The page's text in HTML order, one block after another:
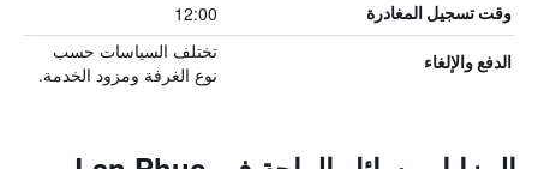
وقت تسجيل المغادرة 12:00
الدفع والإلغاء
تختلف السياسات حسب
نوع الغرفة ومزود الخدمة.